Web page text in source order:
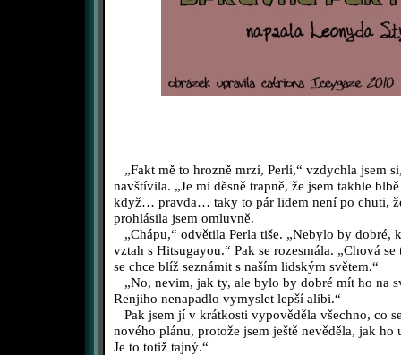
„Fakt mě to hrozně mrzí, Perlí,“ vzdychla jsem
navštívila. „Je mi děsně trapně, že jsem takhle
když… pravda… taky to pár lidem není po chuti,
prohlásila jsem omluvně.
„Chápu,“ odvětila Perla tiše. „Nebylo by dobré,
vztah s Hitsugayou.“ Pak se rozesmála. „Chová
se chce blíž seznámit s naším lidským světem.“
„No, nevim, jak ty, ale bylo by dobré mít ho na
Renjiho nenapadlo vymyslet lepší alibi.“
Pak jsem jí v krátkosti vypověděla všechno, co
nového plánu, protože jsem ještě nevěděla, jak ho
Je to totiž tajný.“